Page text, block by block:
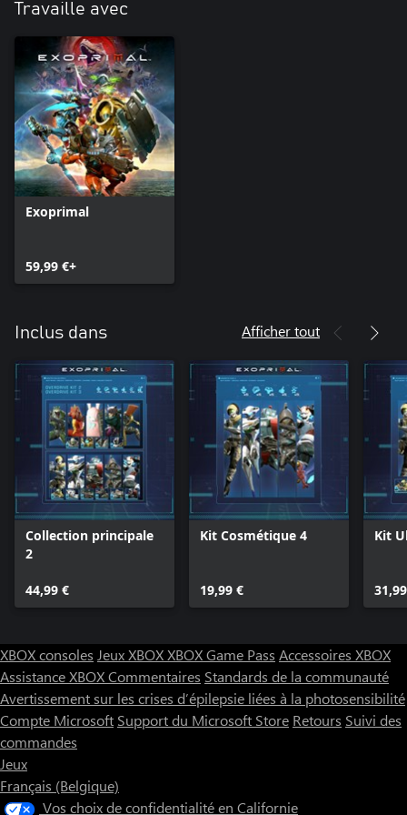
Travaille avec
Exoprimal
59,99 €+
Inclus dans Afficher tout
Collection principale
2
44,99 €
Kit Cosmétique 4
19,99 €
Kit
XBOX consoles Jeux XBOXXBOX Game Pass Accessoires XBOX
Assistance XBOXCommentaires Standards de la communauté
Avertissement sur les crises d’épilepsie liées à la photosensibilité
Compte Microsoft Support du Microsoft Store Retours Suivi des
commandes
Jeux
Français (Belgique)
Vos choix de confidentialité en Californie